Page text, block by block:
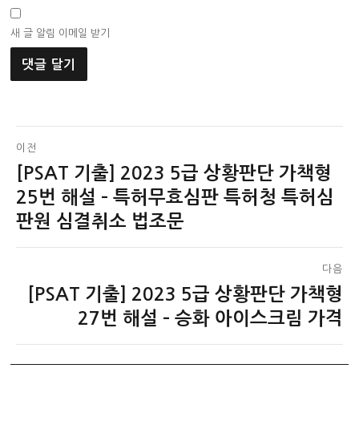
새 글 알림 이메일 받기
글
탐
색
이전
이
전
글:
[PSAT 기출] 2023 5급 상황판단 가책형
25번 해설 – 특허무효심판 특허청 특허심
판원 심결취소 법조문
다음
[PSAT 기출] 2023 5급 상황판단 가책형
27번 해설 – 승화 아이스크림 가격